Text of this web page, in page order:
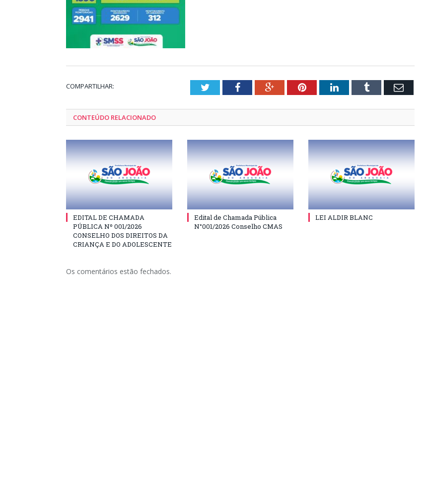
COMPARTILHAR: TwitterFacebookGoogle+PinterestLinkedInTumblr Email
CONTEÚDO RELACIONADO
EDITAL DE CHAMADA
PÚBLICA Nº 001/2026
CONSELHO DOS DIREITOS DA
CRIANÇA E DO ADOLESCENTE
Edital de Chamada Pública
N°001/2026 Conselho CMAS
LEI ALDIR BLANC
Os comentários estão fechados.